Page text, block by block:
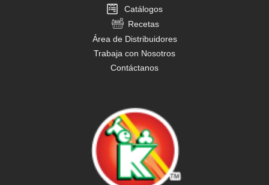
Catálogos
Recetas
Área de Distribuidores
Trabaja con Nosotros
Contáctanos